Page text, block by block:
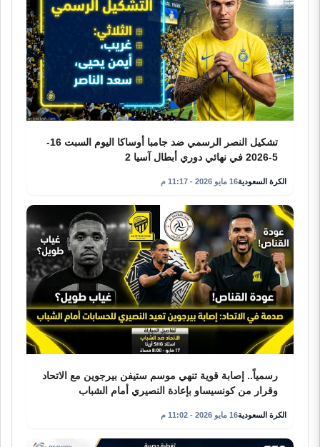
تشكيل النصر الرسمي ضد جامبا أوساكا اليوم السبت 16-
5-2026 في نهائي دوري أبطال آسيا 2
الكرة السعودية16 مايو 2026 - 11:17 م
رسمياً.. إصابة قوية تنهي موسم ستيفن بيرجوين مع الاتحاد
وقرار من كونسيساو بإعادة النصيري أمام الشباب
الكرة السعودية16 مايو 2026 - 11:02 م